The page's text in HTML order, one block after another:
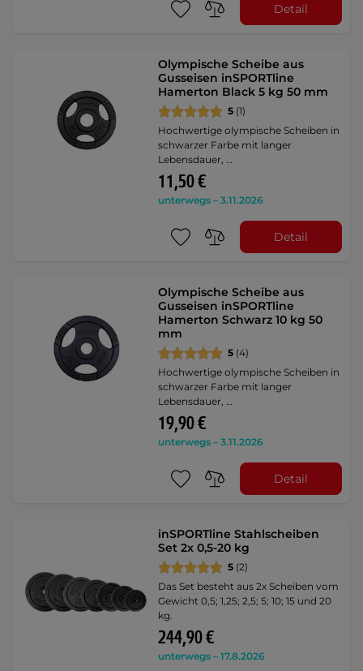
Detail
Olympische Scheibe aus
Gusseisen inSPORTline
Hamerton Black 5 kg 50 mm
5 (1)
Hochwertige olympische Scheiben in
schwarzer Farbe mit langer
Lebensdauer, …
11,50 €
unterwegs – 3.11.2026
Detail
Olympische Scheibe aus
Gusseisen inSPORTline
Hamerton Schwarz 10 kg 50
mm
5 (4)
Hochwertige olympische Scheiben in
schwarzer Farbe mit langer
Lebensdauer, …
19,90 €
unterwegs – 3.11.2026
Detail
inSPORTline Stahlscheiben
Set 2x 0,5-20 kg
5 (2)
Das Set besteht aus 2x Scheiben vom
Gewicht 0,5; 1,25; 2,5; 5; 10; 15 und 20
kg.
244,90 €
unterwegs – 17.8.2026